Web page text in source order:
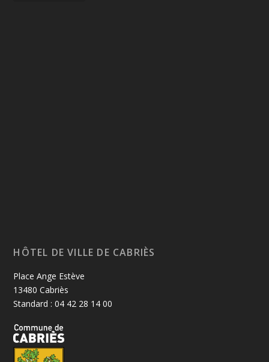
HÔTEL DE VILLE DE CABRIÈS
Place Ange Estève
13480 Cabriès
Standard : 04 42 28 14 00